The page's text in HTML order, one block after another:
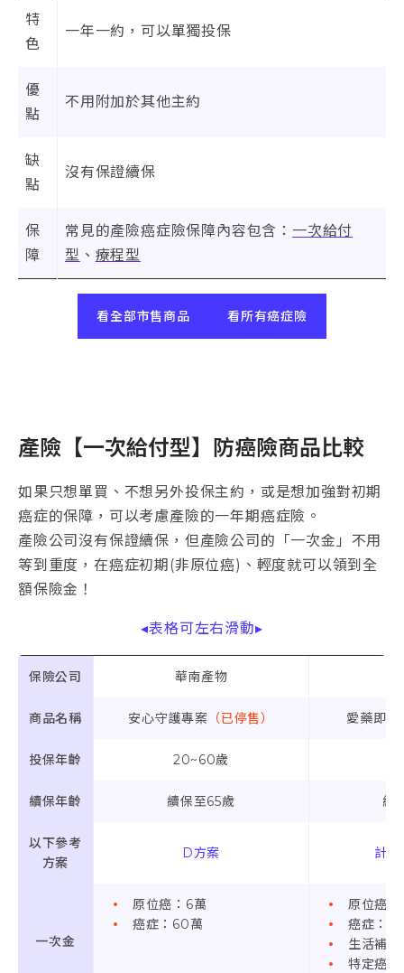
特
色
一年一約，可以單獨投保
優
點
不用附加於其他主約
缺
點
沒有保證續保
保
障
常見的產險癌症險保障內容包含： 一次給付
型 、 療程型
看全部市售商品 看所有癌症險
產險【一次給付型】防癌險商品比較
如果只想單買、不想另外投保主約，或是想加強對初期
癌症的保障，可以考慮產險的一年期癌症險。
產險公司沒有保證續保，但產險公司的「一次金」不用
等到重度，在癌症初期(非原位癌)、輕度就可以領到全
額保險金！
◂表格可左右滑動▸
保險公司 華南產物
商品名稱 安心守護專案 （已停售） 愛藥即
投保年齡 20~60歲
續保年齡 續保至65歲 續
以下參考
方案
D方案 計
一次金
原位癌：6萬
癌症：60萬
原位癌：
癌症：
生活補
特定癌